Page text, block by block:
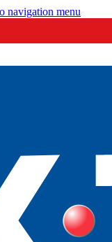
navigation menu